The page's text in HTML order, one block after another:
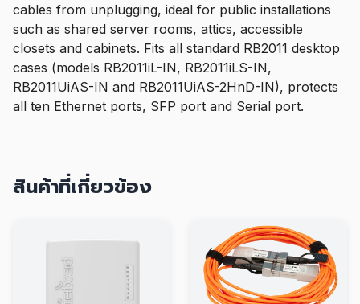
cables from unplugging, ideal for public installations
such as shared server rooms, attics, accessible
closets and cabinets. Fits all standard RB2011 desktop
cases (models RB2011iL-IN, RB2011iLS-IN,
RB2011UiAS-IN and RB2011UiAS-2HnD-IN), protects
all ten Ethernet ports, SFP port and Serial port.
สินค้าที่เกี่ยวข้อง